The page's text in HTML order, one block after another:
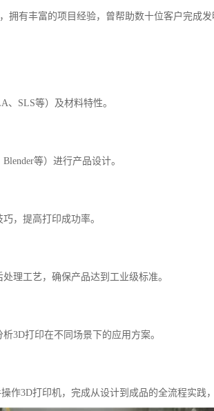
拥有丰富的项目经验，曾帮助数十位客户完成
SLS等）及材料特性。
等）进行产品设计。
，提高打印成功率。
理工艺，确保产品达到工业级标准。
3D打印在不同场景下的应用方案。
作3D打印机，完成从设计到成品的全流程实践